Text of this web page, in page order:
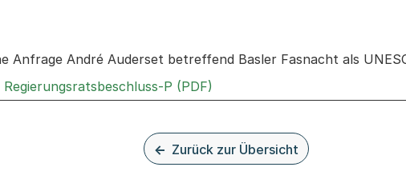
Informationen zu den Sitzungen zum Geschäft
Anfrage André Auderset betreffend Basler Fasnacht als
Regierungsratsbeschluss-P (PDF)
Zurück zur Übersicht